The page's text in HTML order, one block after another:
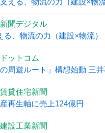
える、物流の力（建設×物流
聞デジタル
る、物流の力（建設×物流）
ットコム
周遊ルート」構想始動 三井
貸住宅新聞
再生軸に売上124億円
設工業新聞